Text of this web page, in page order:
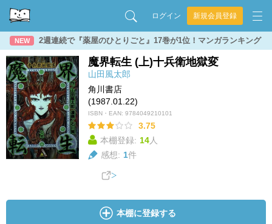
ログイン 新規会員登録
NEW 2週連続で『薬屋のひとりごと』17巻が1位！マンガランキング
魔界転生 (上)十兵衛地獄変
山田風太郎
角川書店
(1987.01.22)
ISBN・EAN: 9784049210101
3.75
本棚登録: 14人
感想: 1件
本棚に登録する